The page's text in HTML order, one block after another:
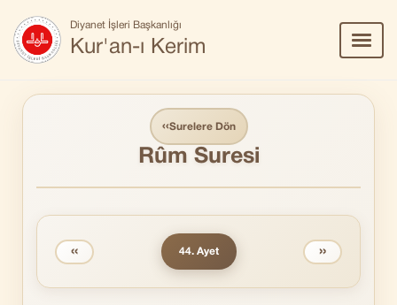
Diyanet İşleri Başkanlığı
Kur'an-ı Kerim
Aç/
‹‹Surelere Dön
Rûm Suresi
‹‹ 44. Ayet ››